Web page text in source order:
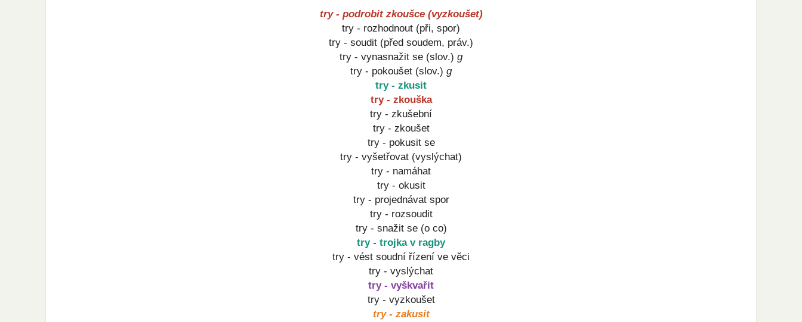
try- podrobit zkoušce(vyzkoušet)
try - rozhodnout (při, spor)
try - soudit (před soudem, práv.)
try - vynasnažit se (slov.) g
try - pokoušet (slov.) g
try- zkusit
try- zkouška
try - zkušební
try- zkoušet
try- pokusit se
try - vyšetřovat (vyslýchat)
try - namáhat
try- okusit
try- projednávat spor
try- rozsoudit
try- snažit se(o co)
try- trojka v ragby
try - vést soudní řízení ve věci
try - vyslýchat
try- vyškvařit
try- vyzkoušet
try- zakusit